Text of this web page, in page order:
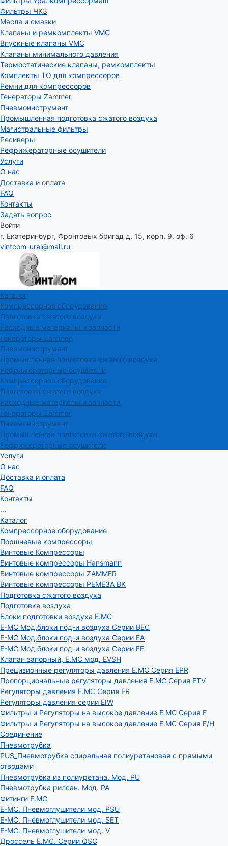
Фильтры ЧКЗ
Масла и смазки
Клапаны и ремкомплекты VMC
Впускные клапаны VMC
Клапаны минимального давления
Термостатические клапаны, ремкомплекты
Комплекты ТО для компрессоров
Ремни для компрессоров
Генераторы Zammer
Пневмоинструмент
Промышленная подготовка сжатого воздуха
Магистральные фильтры
Ресиверы
Рефрижераторные осушители
Услуги
О нас
Доставка и оплата
FAQ
Контакты
Задать вопрос
Войти
г. Екатеринбург, Фронтовых бригад д. 15, корп. 9, оф. 6
vintcom-ural@mail.ru
Каталог
Компрессорное оборудование
Подготовка сжатого воздуха
Расходные материалы и запчасти
Генераторы Zammer
Пневмоинструмент
Промышленная подготовка сжатого воздуха
Рефрижераторные осушители
Компрессорное оборудование
Подготовка сжатого воздуха
Расходные материалы и запчасти
Генераторы Zammer
Пневмоинструмент
Промышленная подготовка сжатого воздуха
Рефрижераторные осушители
Услуги
О нас
Доставка и оплата
FAQ
Контакты
...
Каталог
Компрессорное оборудование
Поршневые компрессоры
Винтовые Компрессоры
Винтовые компрессоры Hansmann
Винтовые компрессоры ZAMMER
Винтовые компрессоры РЕМЕЗА ВК
Подготовка сжатого воздуха
Подготовка воздуха
Блоки подготовки воздуха E.MC
E-MC Мод.блоки под-и воздуха Серии BEC
E-MC Мод.блоки под-и воздуха Серии EA
E-MC Мод.блоки под-и воздуха Серии FE
Клапан запорный, E.MC мод. EVSH
Прецизионные регуляторы давления E.MC Серия EPR
Пропорциональные регуляторы давления E.MC Серия ETV
Регуляторы давления E.MC Серия ER
Регуляторы давления серии EIW
Фильтры и Регуляторы на высокое давление E.MC Серия E
Фильтры и Регуляторы на высокое давление E.MC Серия E/H
Соединение
Пневмотрубка
PUS_Пневмотрубка спиральная полиуретановая с прямыми
отводами
Пневмотрубка из полиуретана. Мод. РU
Пневмотрубка рилсан. Мод. PA
Фитинги E.MC
E-MC. Пневмоглушители мод. PSU
E-MC. Пневмоглушители мод. SET
E-MC. Пневмоглушители мод. V
Дроссель E.MC. Серии QSC